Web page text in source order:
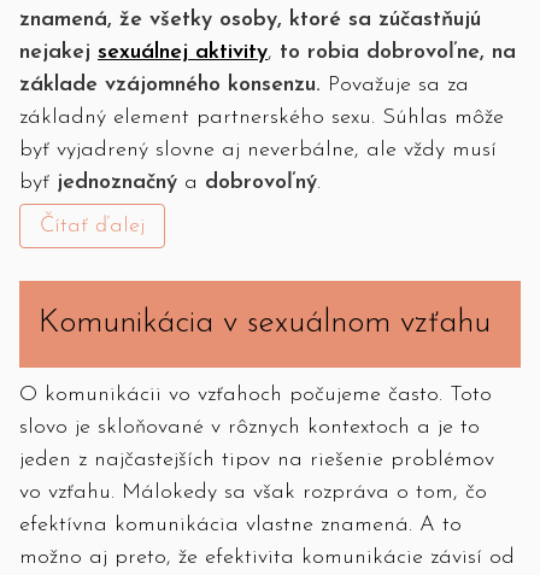
znamená, že všetky osoby, ktoré sa zúčastňujú
nejakej sexuálnej aktivity, to robia dobrovoľne, na
základe vzájomného konsenzu. Považuje sa za
základný element partnerského sexu. Súhlas môže
byť vyjadrený slovne aj neverbálne, ale vždy musí
byť jednoznačný a dobrovoľný.
Čítať ďalej
Komunikácia v sexuálnom vzťahu
O komunikácii vo vzťahoch počujeme často. Toto
slovo je skloňované v rôznych kontextoch a je to
jeden z najčastejších tipov na riešenie problémov
vo vzťahu. Málokedy sa však rozpráva o tom, čo
efektívna komunikácia vlastne znamená. A to
možno aj preto, že efektivita komunikácie závisí od